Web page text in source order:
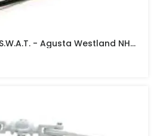
MODELO ESCALA 1/32 S.W.A.T. - Agusta Westland NH-500 Helicoptero